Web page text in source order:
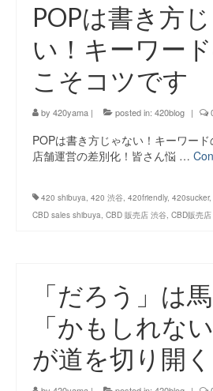
POPは書き方
い！キーワー
こそコツです
by 420yama | posted in: 420blog |
POPは書き方じゃない！キーワー
店舗運営の差別化！皆さん悩 …
420 shibuya 420 渋谷 420friendly, 420sucker,
CBD sales shibuya CBD 販売店 渋谷 CBD販売
「だろう」は
「かもしれな
が道を切り開く